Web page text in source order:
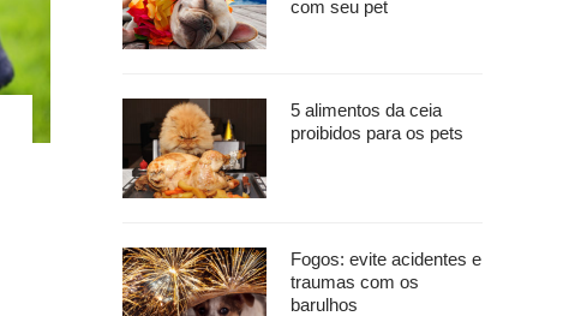
com seu pet
5 alimentos da ceia
proibidos para os pets
Fogos: evite acidentes e
traumas com os
barulhos